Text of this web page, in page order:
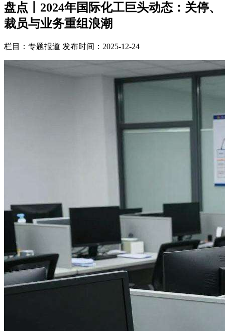
盘点丨2024年国际化工巨头动态：关停、
裁员与业务重组浪潮
栏目：专题报道 发布时间：2025-12-24